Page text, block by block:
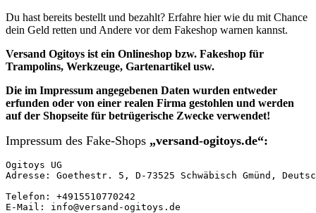
Du hast bereits bestellt und bezahlt? Erfahre hier wie du mit Chance
dein Geld retten und Andere vor dem Fakeshop warnen kannst.
Versand Ogitoys ist ein Onlineshop bzw. Fakeshop für
Trampolins, Werkzeuge, Gartenartikel usw.
Die im Impressum angegebenen Daten wurden entweder
erfunden oder von einer realen Firma gestohlen und werden
auf der Shopseite für betrügerische Zwecke verwendet!
Impressum des Fake-Shops „versand-ogitoys.de“:
Ogitoys UG
Adresse: Goethestr. 5, D-73525 Schwäbisch Gmünd,
Telefon: +4915510770242
E-Mail: info@versand-ogitoys.de